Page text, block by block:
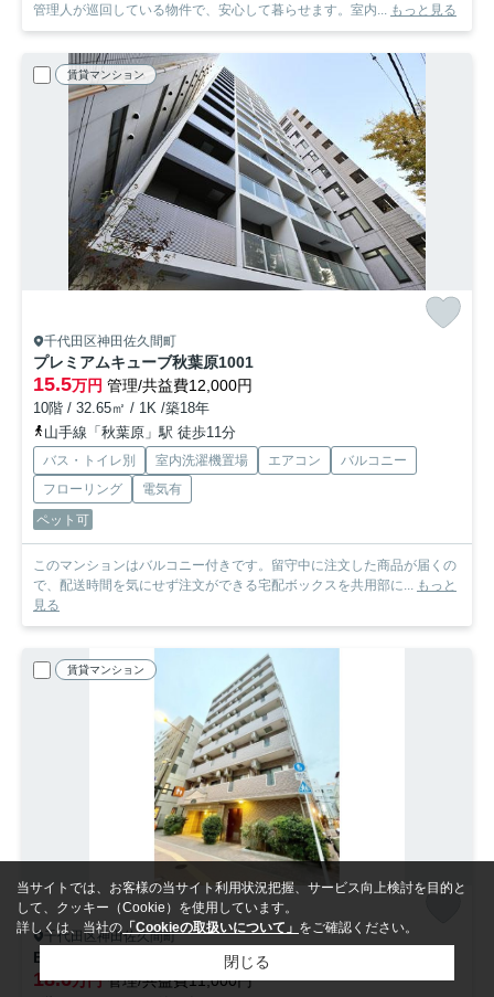
管理人が巡回している物件で、安心して暮らせます。室内...
もっと見る
賃貸マンション
千代田区神田佐久間町
プレミアムキューブ秋葉原1001
15.5万円 管理/共益費12,000円
10階 / 32.65㎡ / 1K /築18年
山手線「秋葉原」駅 徒歩11分
バス・トイレ別 室内洗濯機置場 エアコン
バルコニー
フローリング
電気有
ペット可
このマンションはバルコニー付きです。留守中に注文した商品が届くの
で、配送時間を気にせず注文ができる宅配ボックスを共用部に... もっと
見る
賃貸マンション
千代田区神田佐久間町
BluRock秋葉原
18.6万円管理/共益費11,000円
当サイトでは、お客様の当サイト利用状況把握、サービス向上検討を目的と
して、クッキー（Cookie）を使用しています。
詳しくは、当社の 「Cookieの取扱いについて」 をご確認ください。
閉じる